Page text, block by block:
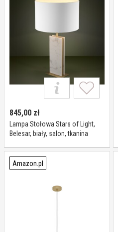
845,00 zł
Lampa Stołowa Stars of Light,
Belesar, biały, salon, tkanina
Amazon.pl